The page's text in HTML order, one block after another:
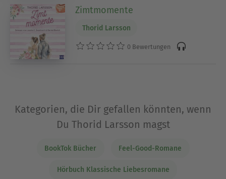
Zimtmomente
Thorid Larsson
0 Bewertungen
Kategorien, die Dir gefallen könnten, wenn
Du Thorid Larsson magst
BookTok Bücher Feel-Good-Romane
Hörbuch Klassische Liebesromane